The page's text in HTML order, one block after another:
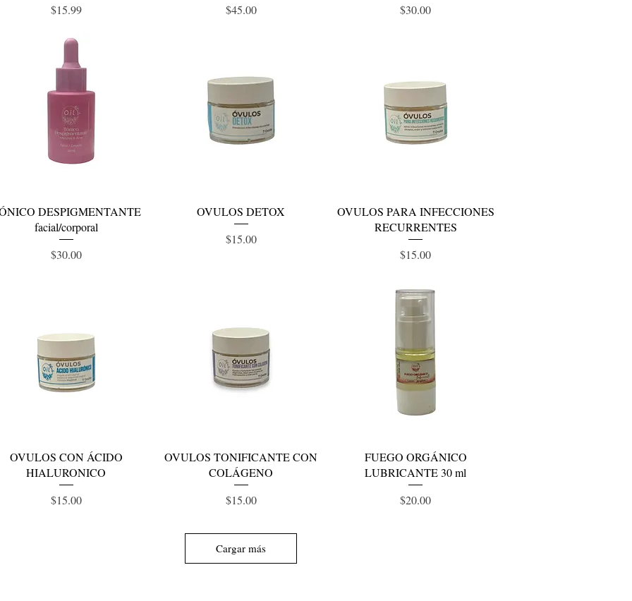
Precio
$15.99
Precio
$45.00
Precio
$30.00
Vista rápida
DESPIGMENTANTE
facial/corporal
Precio
$30.00
Vista rápida
OVULOS DETOX
Precio
$15.00
Vista rápida
OVULOS PARA INFECCIONES
RECURRENTES
Precio
$15.00
Vista rápida
OVULOS CON ÁCIDO
HIALURONICO
Precio
$15.00
Vista rápida
OVULOS TONIFICANTE CON
COLÁGENO
Precio
$15.00
Vista rápida
FUEGO ORGÁNICO
LUBRICANTE 30 ml
Precio
$20.00
Cargar más